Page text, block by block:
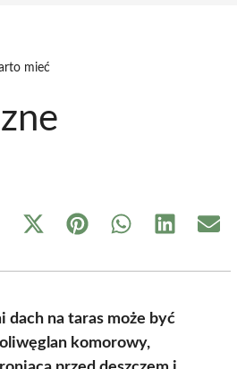
mieć
Share
(Twitter)
Share Share Share Share
dach na taras może być
komorowy,